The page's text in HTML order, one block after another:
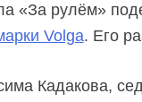
«За рулём»
Volga. Его
Кадакова,